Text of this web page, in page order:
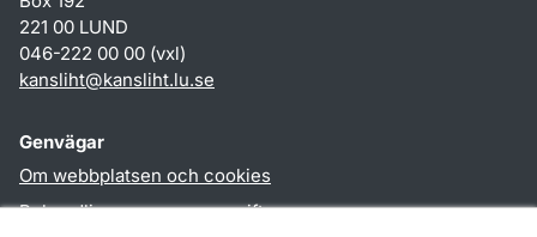
221 00 LUND
046-222 00 00 (vxl)
kansliht@kansliht.lu.se
Genvägar
Om webbplatsen och cookies
Behandling av personuppgifter